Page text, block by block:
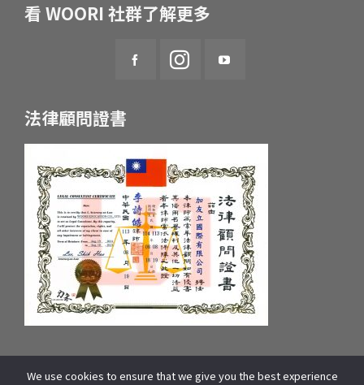
看 WOORI 社群了解更多
法律顧問證書
We use cookies to ensure that we give you the best experience